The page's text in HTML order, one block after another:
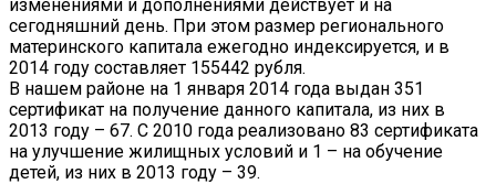
изменениями и дополнениями действует и на
сегодняшний день. При этом размер регионального
материнского капитала ежегодно индексируется, и в
2014 году составляет 155442 рубля.
В нашем районе на 1 января 2014 года выдан 351
сертификат на получение данного капитала, из них в
2013 году – 67. С 2010 года реализовано 83 сертификата
на улучшение жилищных условий и 1 – на обучение
детей, из них в 2013 году – 39.